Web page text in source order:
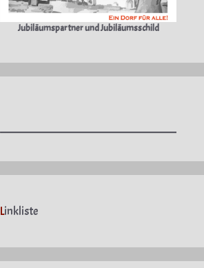
Jubiläumspartner und Jubiläumsschild
Linkliste